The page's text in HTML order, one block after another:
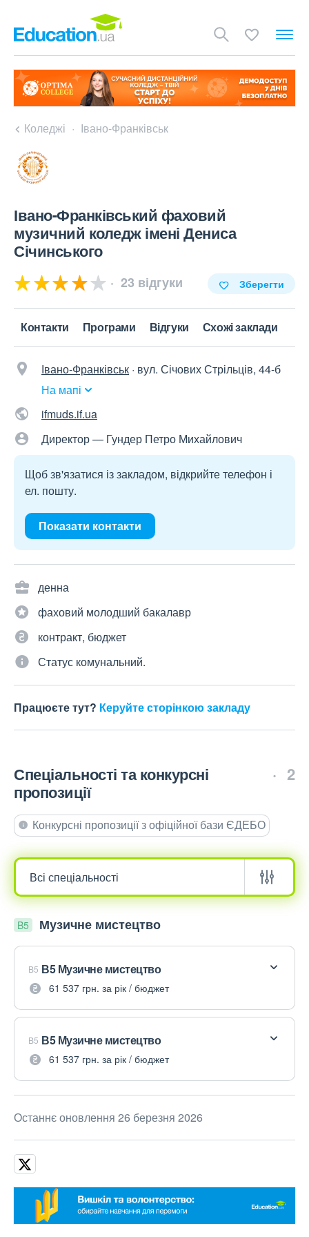
Коледжі Івано-Франківськ
Івано-Франківський фаховий
музичний коледж імені Дениса
Січинського
23 відгуки Зберегти
Контакти Програми Відгуки Схожі заклади
Івано-Франківськ · вул. Січових Стрільців, 44-б
На мапі
ifmuds.if.ua
Директор — Гундер Петро Михайлович
Щоб зв'язатися із закладом, відкрийте телефон і
ел. пошту.
Показати контакти
денна
фаховий молодший бакалавр
контракт, бюджет
Статус комунальний.
Працюєте тут? Керуйте сторінкою закладу
Спеціальності та конкурсні
пропозиції
2
Конкурсні пропозиції з офіційної бази ЄДЕБО
B5 Музичне мистецтво
B5 В5 Музичне мистецтво
61 537 грн. за рік / бюджет
B5 В5 Музичне мистецтво
61 537 грн. за рік / бюджет
Останнє оновлення 26 березня 2026